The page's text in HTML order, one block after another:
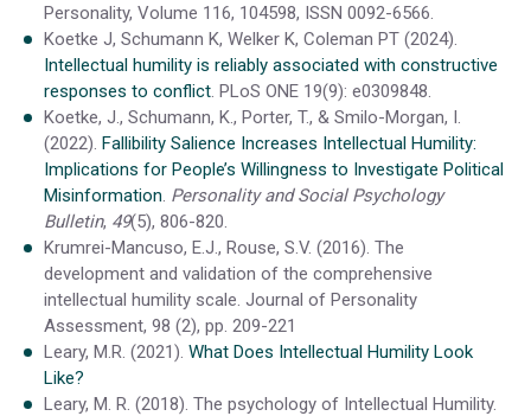
Personality, Volume 116, 104598, ISSN 0092-6566.
Koetke J, Schumann K, Welker K, Coleman PT (2024).
Intellectual humility is reliably associated with constructive
responses to conflict. PLoS ONE 19(9): e0309848.
Koetke, J., Schumann, K., Porter, T., & Smilo-Morgan, I.
(2022). Fallibility Salience Increases Intellectual Humility:
Implications for People’s Willingness to Investigate Political
Misinformation. Personality and Social Psychology
Bulletin, 49(5), 806-820.
Krumrei-Mancuso, E.J., Rouse, S.V. (2016). The
development and validation of the comprehensive
intellectual humility scale. Journal of Personality
Assessment, 98 (2), pp. 209-221
Leary, M.R. (2021). What Does Intellectual Humility Look
Like?
Leary, M. R. (2018). The psychology of Intellectual Humility.